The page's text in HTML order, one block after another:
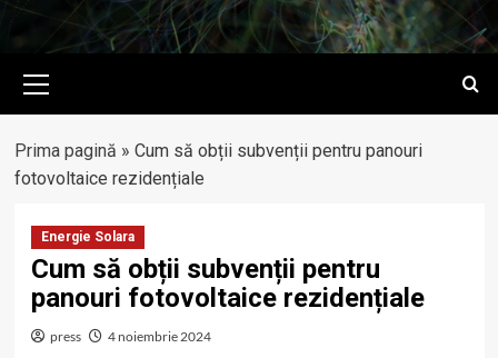
Menu
Prima pagină » Cum să obții subvenții pentru panouri
fotovoltaice rezidențiale
Energie Solara
Cum să obții subvenții pentru
panouri fotovoltaice rezidențiale
press 4 noiembrie 2024